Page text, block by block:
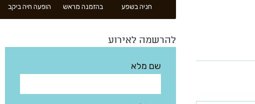
חניה בשפע בהזמנה מראש הופעה חיה ביקב
להרשמה לאירוע
שם מלא